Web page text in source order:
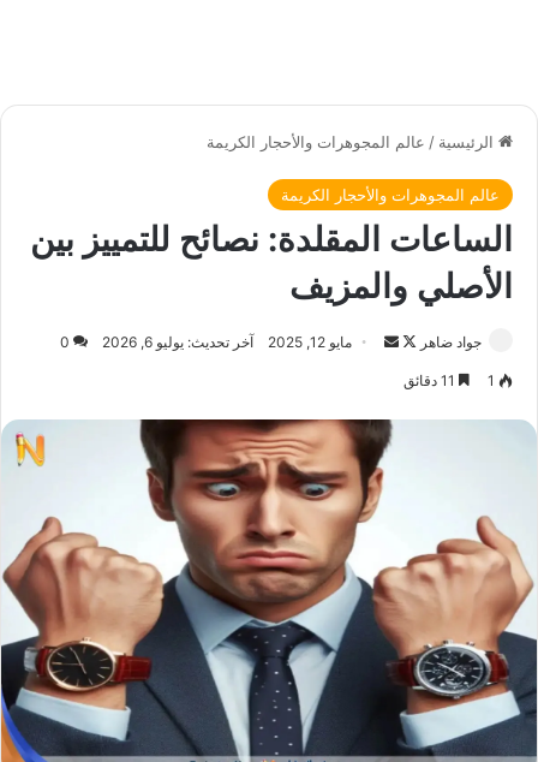
الرئيسية / عالم المجوهرات والأحجار الكريمة
عالم المجوهرات والأحجار الكريمة
الساعات المقلدة: نصائح للتمييز بين
الأصلي والمزيف
جواد ضاهر
ت
ع ل
ب
ر
ا
إ
ل
مايو 12, 2025 آخر تحديث: يوليو 6, 2026 0
1